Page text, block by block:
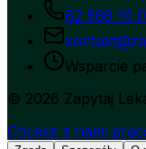
82 568 10
Wsparcie
© 2026 Zapytaj
Chcesz z nami